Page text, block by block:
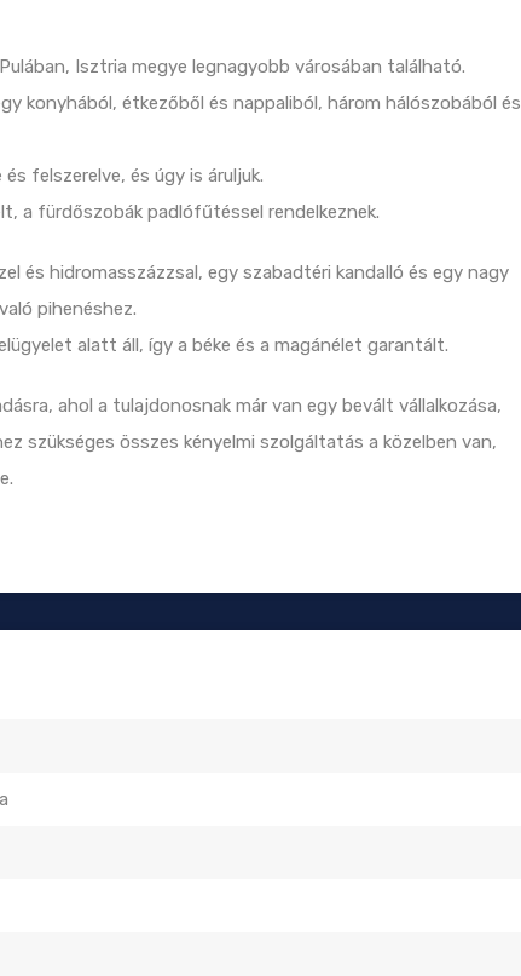
Isztria megye legnagyobb városában található.
konyhából, étkezőből és nappaliból, három hálószobából és
felszerelve, és úgy is áruljuk.
a fürdőszobák padlófűtéssel rendelkeznek.
és hidromasszázzsal, egy szabadtéri kandalló és egy nagy
pihenéshez.
alatt áll, így a béke és a magánélet garantált.
ahol a tulajdonosnak már van egy bevált vállalkozása,
szükséges összes kényelmi szolgáltatás a közelben van,